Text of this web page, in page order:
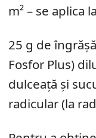
m² – se aplica
25 g de
Fosfor Plus)
dulceață și
radicular (la